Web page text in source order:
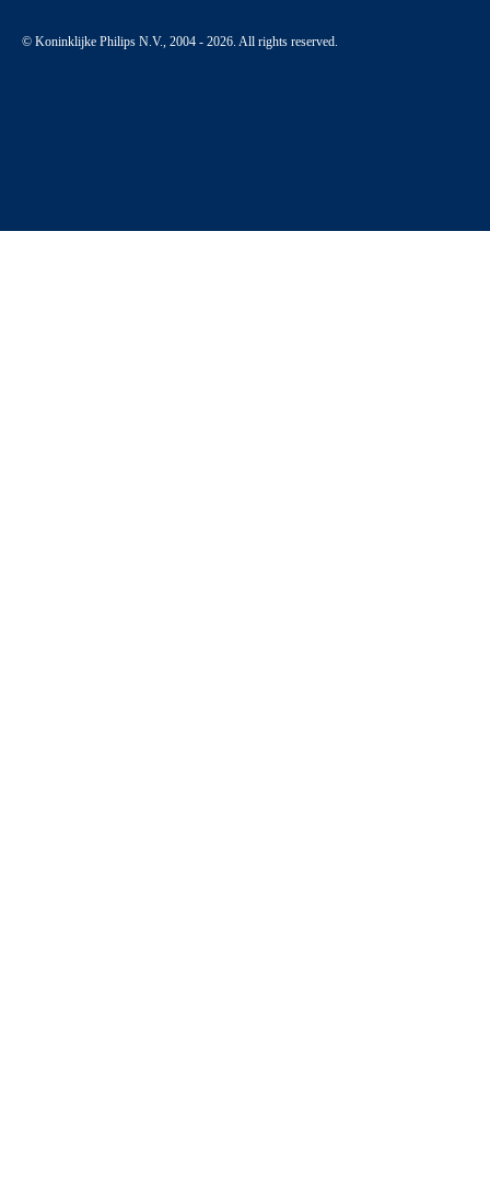
© Koninklijke Philips N.V., 2004 - 2026. All rights reserved.